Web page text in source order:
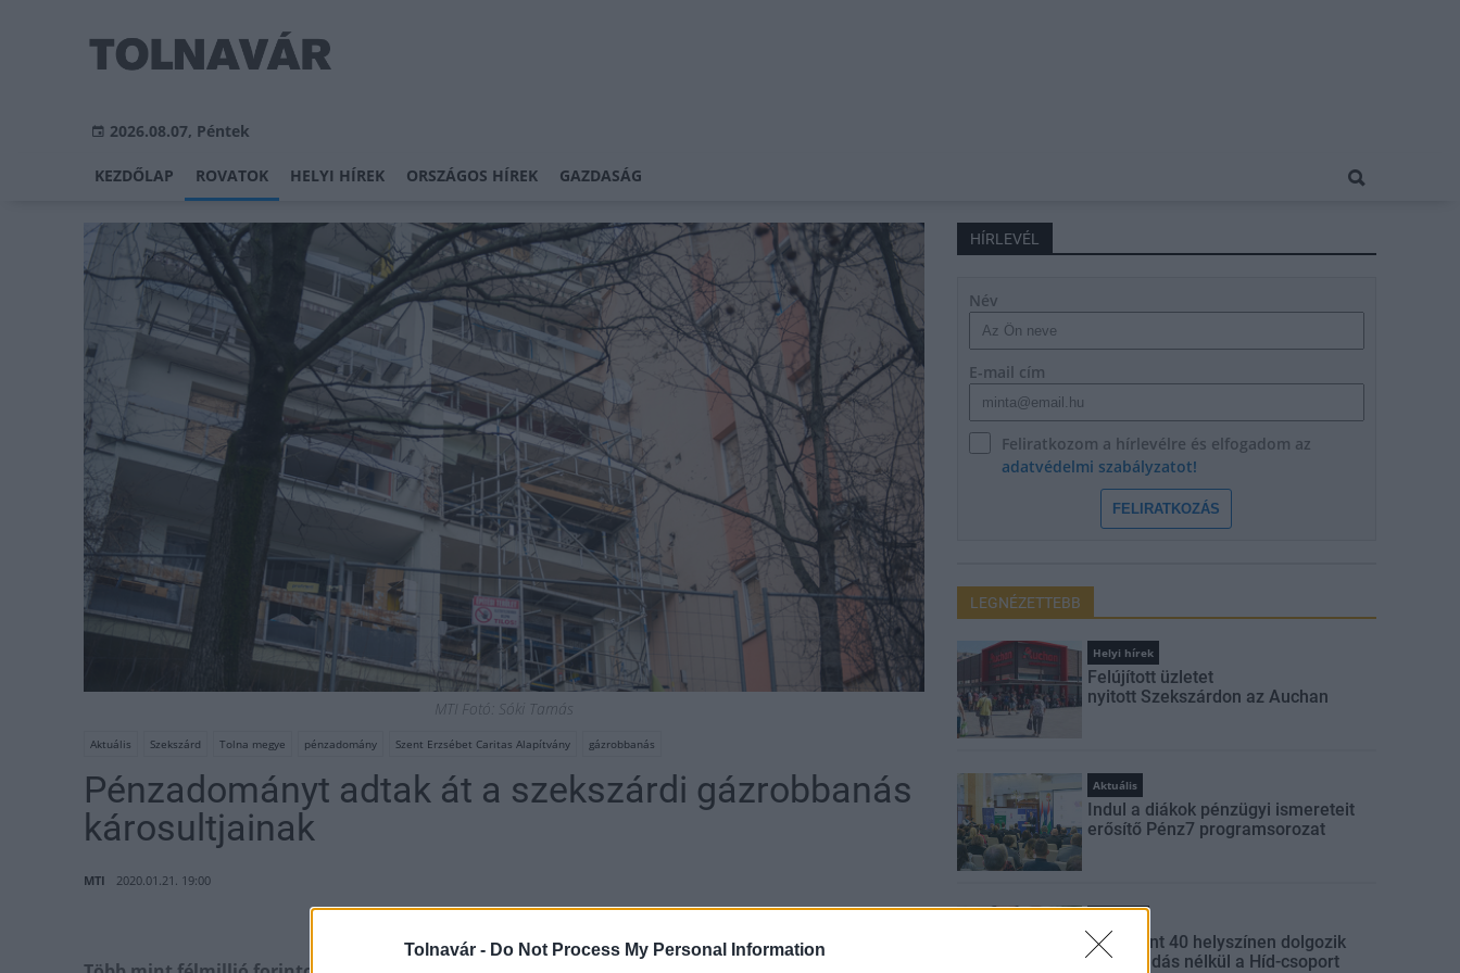
Tolnavár - Do Not Process My Personal Information
2026.08.07, Péntek
KEZDŐLAP ROVATOK HELYI HÍREK ORSZÁGOS HÍREK GAZDASÁG
MTI Fotó: Sóki Tamás
Aktuális Szekszárd Tolna megye pénzadomány Szent Erzsébet Caritas Alapítvány gázrobbanás
Pénzadományt adtak át a szekszárdi gázrobbanás
károsultjainak
MTI 2020.01.21. 19:00
HÍRLEVÉL
Név
E-mail cím
Feliratkozom a hírlevélre és elfogadom az
adatvédelmi szabályzatot!
FELIRATKOZÁS
LEGNÉZETTEBB
Helyi hírek
Felújított üzletet
nyitott Szekszárdon az Auchan
Aktuális
Indul a diákok pénzügyi ismereteit
erősítő Pénz7 programsorozat
Több mint 40 helyszínen dolgozik
fennakadás nélkül a Híd-csoport